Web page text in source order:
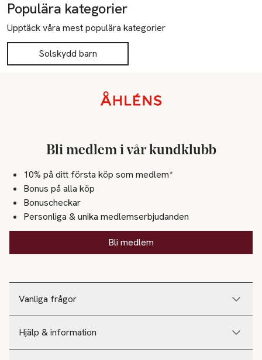
Populära kategorier
Upptäck våra mest populära kategorier
Solskydd barn
Vanliga frågor
Hjälp & information
Bli medlem i vår kundklubb
10% på ditt första köp som medlem*
Bonus på alla köp
Bonuscheckar
Personliga & unika medlemserbjudanden
Bli medlem